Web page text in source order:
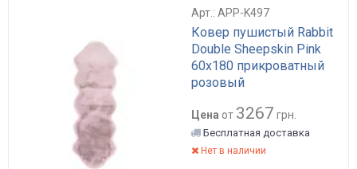
Арт.: APP-K497
Ковер пушистый Rabbit
Double Sheepskin Pink
60x180 прикроватный
розовый
Цена от 3267 грн.
Бесплатная доставка
Нет в наличии